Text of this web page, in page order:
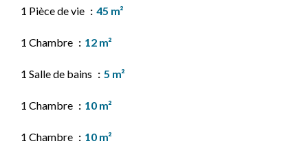
1 Pièce de vie 45 m²
1 Chambre 12 m²
1 Salle de bains 5 m²
1 Chambre 10 m²
1 Chambre 10 m²